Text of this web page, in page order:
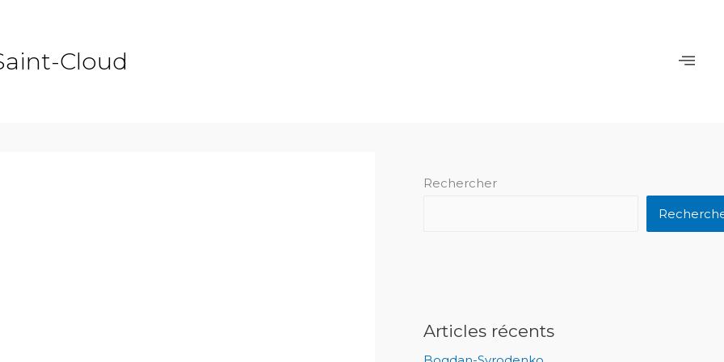
Cloud
Rechercher
Articles récents